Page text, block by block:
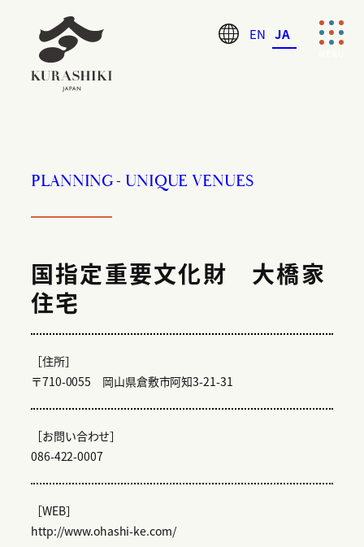
EN JA
PLANNING UNIQUE VENUES
国指定重要文化財 大橋家
住宅
［住所］
〒710-0055
岡山県倉敷市阿知3-21-31
［お問い合わせ］
086-422-0007
［WEB］
http://www.ohashi-ke.com/